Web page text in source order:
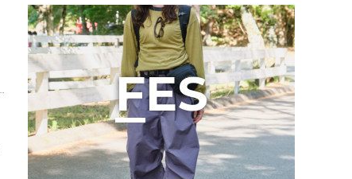
FES